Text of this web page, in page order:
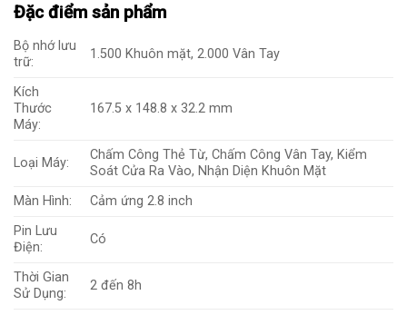
Đặc điểm sản phẩm
Bộ nhớ lưu
trữ:
1.500 Khuôn mặt, 2.000 Vân Tay
Kích
Thước
Máy:
167.5 x 148.8 x 32.2 mm
Loại Máy:
Chấm Công Thẻ Từ, Chấm Công Vân Tay, Kiểm
Soát Cửa Ra Vào, Nhận Diện Khuôn Mặt
Màn Hình:
Cảm ứng 2.8 inch
Pin Lưu
Điện:
Có
Thời Gian
Sử Dụng:
2 đến 8h